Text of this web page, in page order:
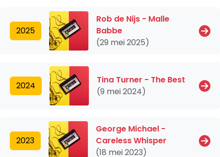
2025
Rob de Nijs - Malle
Babbe
(29 mei 2025)
2024
Tina Turner - The Best
(9 mei 2024)
2023
George Michael -
Careless Whisper
(18 mei 2023)